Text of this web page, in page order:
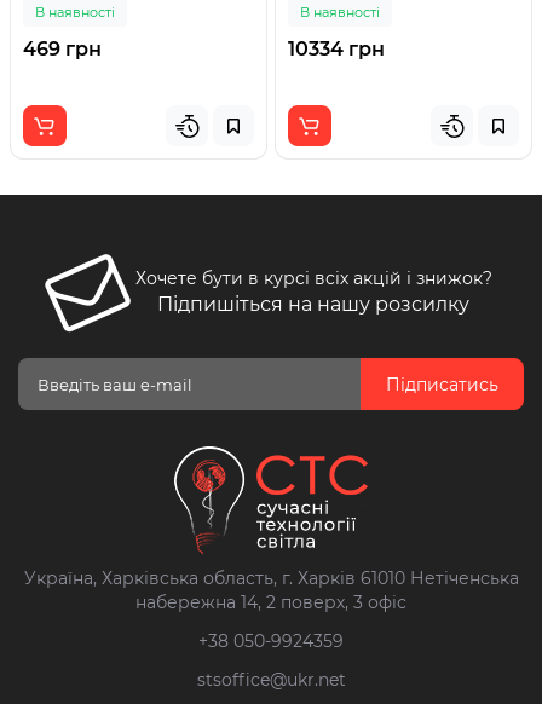
В наявності
469 грн
В наявності
10334 грн
Хочете бути в курсі всіх акцій і знижок?
Підпишіться на нашу розсилку
Підписатись
Україна, Харківська область, г. Харків 61010 Нетіченська
набережна 14, 2 поверх, 3 офіс
+38 050-9924359
stsoffice@ukr.net